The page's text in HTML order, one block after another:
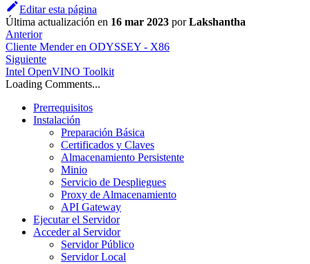
Editar esta página
Última actualización en 16 mar 2023 porLakshantha
Anterior
Cliente Mender en ODYSSEY - X86
Siguiente
Intel OpenVINO Toolkit
Loading Comments...
Prerrequisitos
Instalación
Preparación Básica
Certificados y Claves
Almacenamiento Persistente
Minio
Servicio de Despliegues
Proxy de Almacenamiento
API Gateway
Ejecutar el Servidor
Acceder al Servidor
Servidor Público
Servidor Local